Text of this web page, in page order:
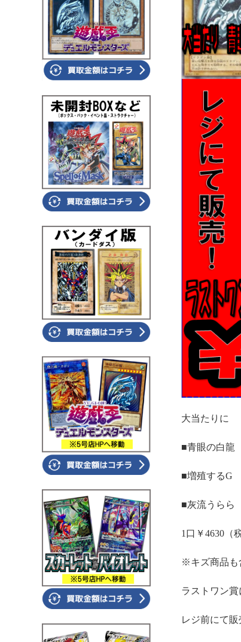
大当たりに
■青眼の白龍
■増殖する
■灰流うらら
1口￥4630（
※キズ商品も
ラストワン
レジ前にて